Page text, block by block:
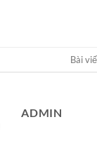
Bài
ADMIN